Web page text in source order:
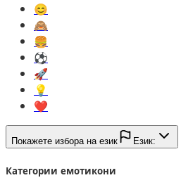
😊️
🙈️
🍔️
⚽️
🚀️
💡️
❤️
Покажете избора на език Език:
Категории емотикони